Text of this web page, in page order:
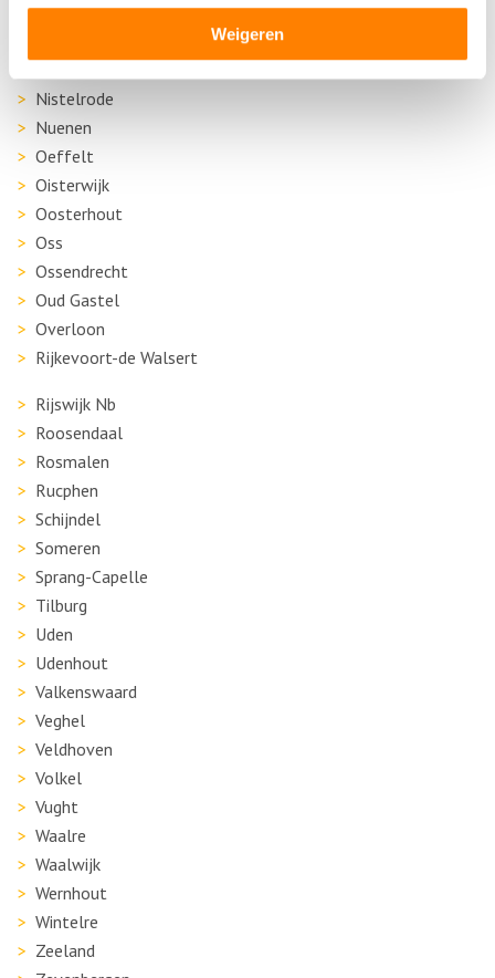
Weigeren
Made
Nistelrode
Nuenen
Oeffelt
Oisterwijk
Oosterhout
Oss
Ossendrecht
Oud Gastel
Overloon
Rijkevoort-de Walsert
Rijswijk Nb
Roosendaal
Rosmalen
Rucphen
Schijndel
Someren
Sprang-Capelle
Tilburg
Uden
Udenhout
Valkenswaard
Veghel
Veldhoven
Volkel
Vught
Waalre
Waalwijk
Wernhout
Wintelre
Zeeland